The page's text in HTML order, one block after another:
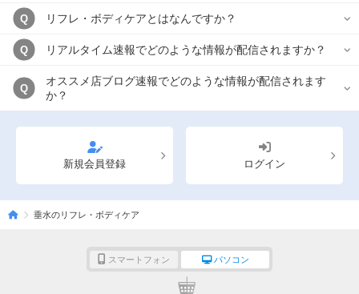
Q リフレ・ボディケアとはなんですか？
Q リアルタイム速報でどのような情報が配信されますか？
Q
オススメ店ブログ速報でどのような情報が配信されます
か？
新規会員登録 ログイン
垂水のリフレ・ボディケア
スマートフォン パソコン